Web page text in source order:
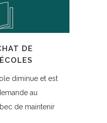
DE
diminue et est
au
de maintenir